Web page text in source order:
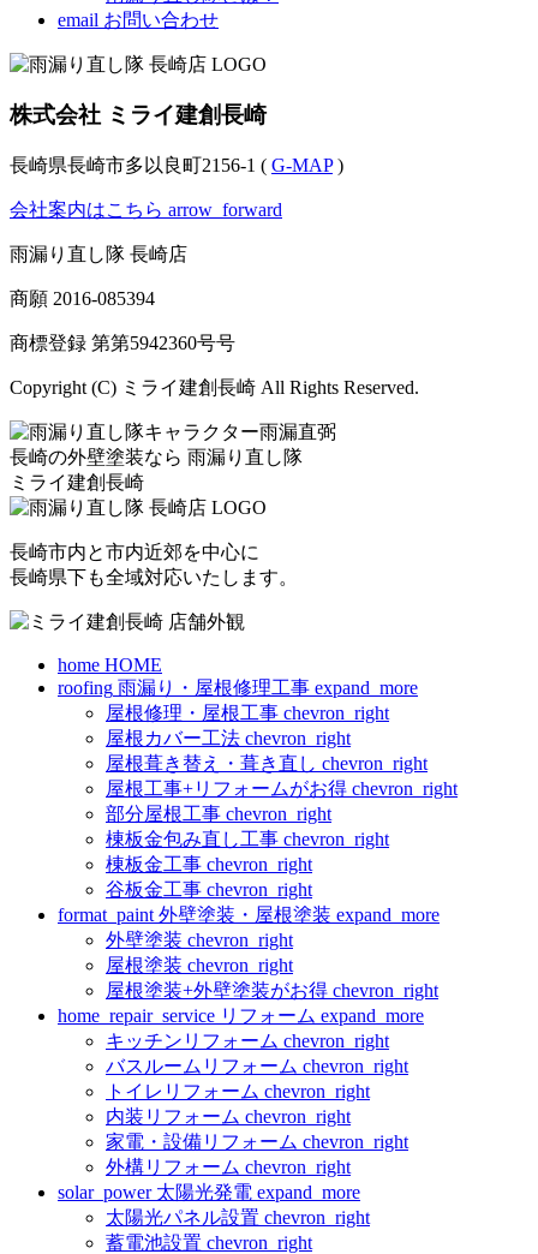
email お問い合わせ
株式会社 ミライ建創長崎
長崎県長崎市多以良町2156-1 ( G-MAP)
会社案内はこちら arrow_forward
雨漏り直し隊 長崎店
商願 2016-085394
商標登録 第第5942360号号
Copyright (C) ミライ建創長崎 All Rights Reserved.
長崎の外壁塗装なら 雨漏り直し隊
ミライ建創長崎
長崎市内と市内近郊を中心に
長崎県下も全域対応いたします。
home HOME
roofing 雨漏り・屋根修理工事 expand_more
屋根修理・屋根工事 chevron_right
屋根カバー工法 chevron_right
屋根葺き替え・葺き直し chevron_right
屋根工事+リフォームがお得 chevron_right
部分屋根工事 chevron_right
棟板金包み直し工事 chevron_right
棟板金工事 chevron_right
谷板金工事 chevron_right
format_paint 外壁塗装・屋根塗装 expand_more
外壁塗装 chevron_right
屋根塗装 chevron_right
屋根塗装+外壁塗装がお得 chevron_right
home_repair_service リフォーム expand_more
キッチンリフォーム chevron_right
バスルームリフォーム chevron_right
トイレリフォーム chevron_right
内装リフォーム chevron_right
家電・設備リフォーム chevron_right
外構リフォーム chevron_right
solar_power 太陽光発電 expand_more
太陽光パネル設置 chevron_right
蓄電池設置 chevron_right